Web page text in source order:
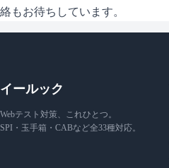
絡もお待ちしています。
イールック
Webテスト対策、これひとつ。
SPI・玉手箱・CABなど全33種対応。